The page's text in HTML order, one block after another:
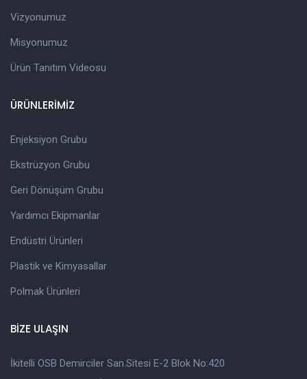
Vizyonumuz
Misyonumuz
Ürün Tanıtım Videosu
ÜRÜNLERİMİZ
Enjeksiyon Grubu
Ekstrüzyon Grubu
Geri Dönüşüm Grubu
Yardımcı Ekipmanlar
Endüstri Ürünleri
Plastik ve Kimyasallar
Polmak Ürünleri
BİZE ULAŞIN
İkitelli OSB Demirciler San.Sitesi E-2 Blok No:420